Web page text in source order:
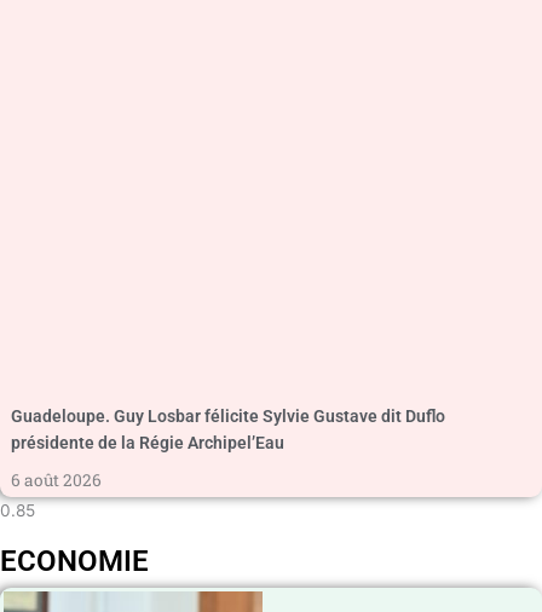
Guadeloupe. Guy Losbar félicite Sylvie Gustave dit Duflo
présidente de la Régie Archipel’Eau
6 août 2026
ECONOMIE